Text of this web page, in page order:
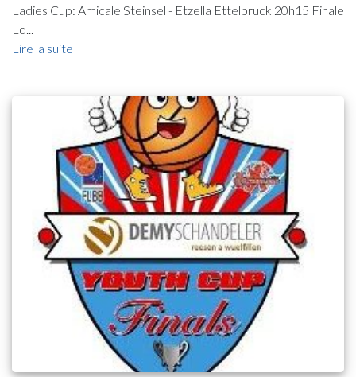
Ladies Cup: Amicale Steinsel - Etzella Ettelbruck 20h15 Finale
Lo...
Lire la suite